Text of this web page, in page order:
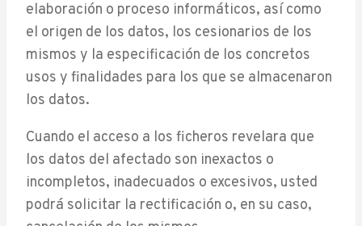
elaboración o proceso informáticos, así como
el origen de los datos, los cesionarios de los
mismos y la especificación de los concretos
usos y finalidades para los que se almacenaron
los datos.
Cuando el acceso a los ficheros revelara que
los datos del afectado son inexactos o
incompletos, inadecuados o excesivos, usted
podrá solicitar la rectificación o, en su caso,